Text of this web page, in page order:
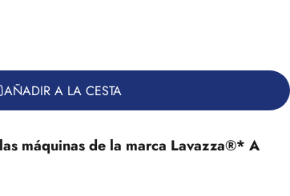
AÑADIR A LA CESTA
máquinas de la marca Lavazza®* A